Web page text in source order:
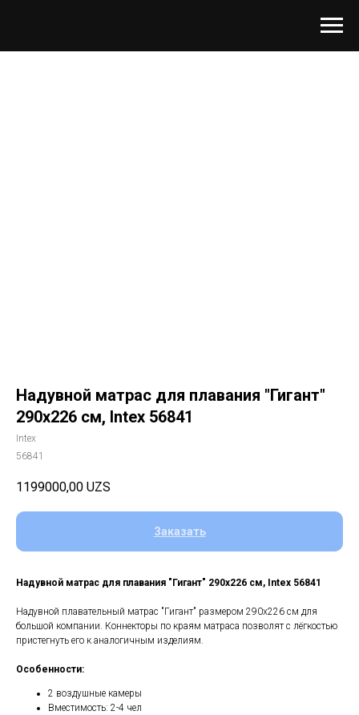
Надувной матрас для плавания "Гигант"
290х226 см, Intex 56841
Intex
56841
1199000,00 UZS
Заказать
Надувной матрас для плавания "Гигант" 290х226 см, Intex 56841
Надувной плавательный матрас "Гигант" размером 290х226 см для
большой компании. Коннекторы по краям матраса позволят с лёгкостью
пристегнуть его к аналогичным изделиям.
Особенности:
2 воздушные камеры
Вместимость: 2-4 чел